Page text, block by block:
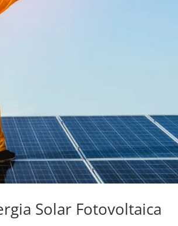
Solar Fotovoltaica